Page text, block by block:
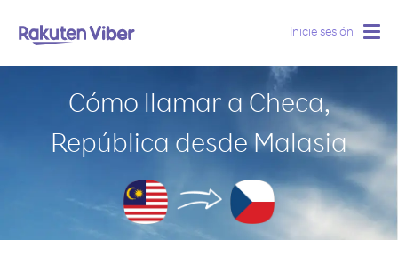
Inicie sesión
Cómo llamar a Checa,
República desde Malasia